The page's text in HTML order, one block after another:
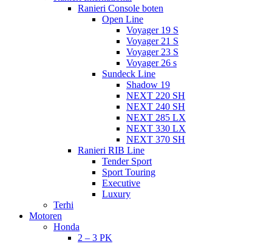
Ranieri Console boten
Open Line
Voyager 19 S
Voyager 21 S
Voyager 23 S
Voyager 26 s
Sundeck Line
Shadow 19
NEXT 220 SH
NEXT 240 SH
NEXT 285 LX
NEXT 330 LX
NEXT 370 SH
Ranieri RIB Line
Tender Sport
Sport Touring
Executive
Luxury
Terhi
Motoren
Honda
2 – 3 PK